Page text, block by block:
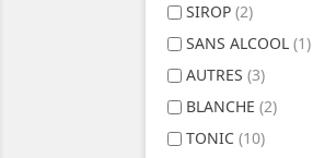
SIROP (2)
SANS ALCOOL (1)
AUTRES (3)
BLANCHE (2)
TONIC (10)